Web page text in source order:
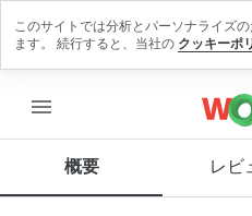
menu
概要 レビ
ューを残す
ウェ
このサイトでは分析とパーソナライズ
ます。 続行すると、当社の クッキーポ